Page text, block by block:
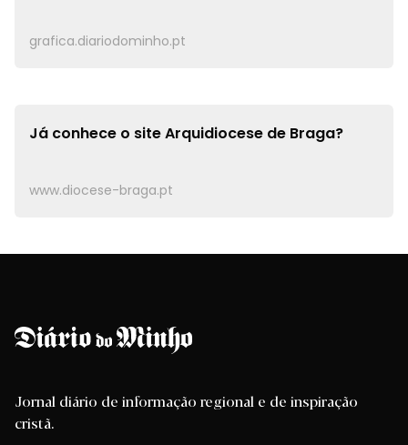
grafica.diariodominho.pt
Já conhece o siteArquidiocese de Braga?
www.diocese-braga.pt
Jornal diário de informação regional e de inspiração
cristã.